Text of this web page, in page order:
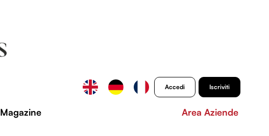
Accedi Iscriviti
Magazine Area Aziende